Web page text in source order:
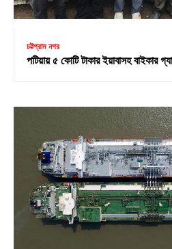
চট্টগ্রাম নগর
পটিয়ায় ৫ কোটি টাকার ইয়াবাসহ বাইকার